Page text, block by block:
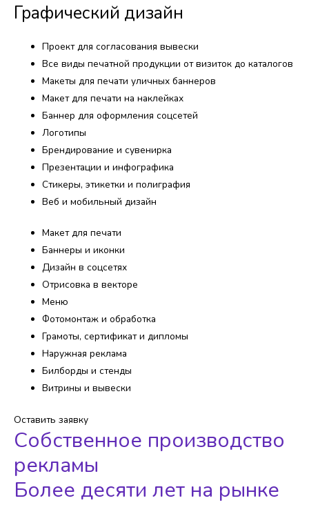
Графический дизайн​
Проект для согласования вывески
Все виды печатной продукции от визиток до каталогов
Макеты для печати уличных баннеров
Макет для печати на наклейках
Баннер для оформления соцсетей
Логотипы
Брендирование и сувенирка
Презентации и инфографика
Стикеры, этикетки и полиграфия
Веб и мобильный дизайн
Макет для печати
Баннеры и иконки
Дизайн в соцсетях
Отрисовка в векторе
Меню
Фотомонтаж и обработка
Грамоты, сертификат и дипломы
Наружная реклама
Билборды и стенды
Витрины и вывески
Оставить заявку
Собственное производство
рекламы
Более десяти лет на рынке